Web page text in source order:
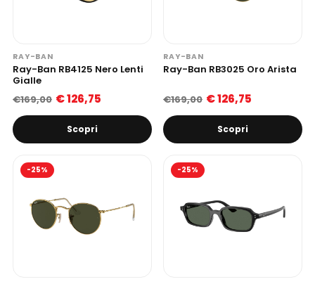
RAY-BAN
Ray-Ban RB4125 Nero Lenti
Gialle
€169,00 € 126,75
Scopri
RAY-BAN
Ray-Ban RB3025 Oro Arista
€169,00 € 126,75
Scopri
-25% -25%